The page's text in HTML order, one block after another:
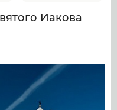
Иакова